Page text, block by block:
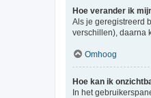
Hoe verander ik
Als je geregistreerd
verschillen), daarna
Omhoog
Hoe kan ik
In het